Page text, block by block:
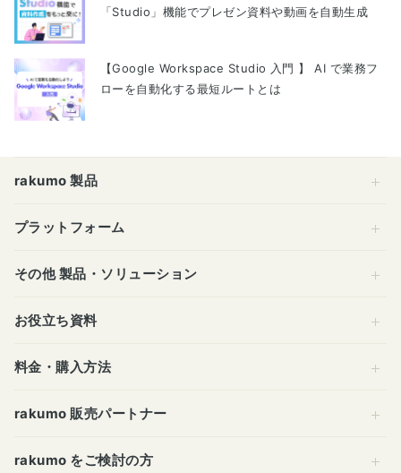
「Studio」機能でプレゼン資料や動画を自動生成
【Google Workspace Studio 入門 】 AI で業務フ
ローを自動化する最短ルートとは
rakumo 製品
プラットフォーム
その他 製品・ソリューション
お役立ち資料
料金・購入方法
rakumo 販売パートナー
rakumo をご検討の方